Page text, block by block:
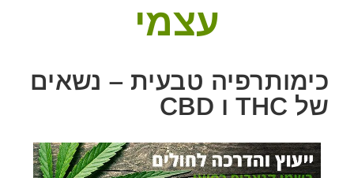
עצמי
כימותרפיה טבעית – נשאים
של THC ו CBD